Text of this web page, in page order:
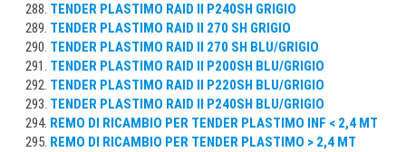
TENDER PLASTIMO RAID II P240SH GRIGIO
TENDER PLASTIMO RAID II 270 SH GRIGIO
TENDER PLASTIMO RAID II 270 SH BLU/GRIGIO
TENDER PLASTIMO RAID II P200SH BLU/GRIGIO
TENDER PLASTIMO RAID II P220SH BLU/GRIGIO
TENDER PLASTIMO RAID II P240SH BLU/GRIGIO
REMO DI RICAMBIO PER TENDER PLASTIMO INF < 2,4 MT
REMO DI RICAMBIO PER TENDER PLASTIMO > 2,4 MT